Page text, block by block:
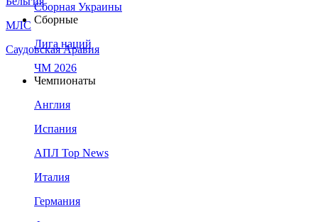
МЛС
Саудовская Аравия
Сборная Украины
Сборные
Лига наций
ЧМ 2026
Чемпионаты
Англия
Испания
АПЛ Top News
Италия
Германия